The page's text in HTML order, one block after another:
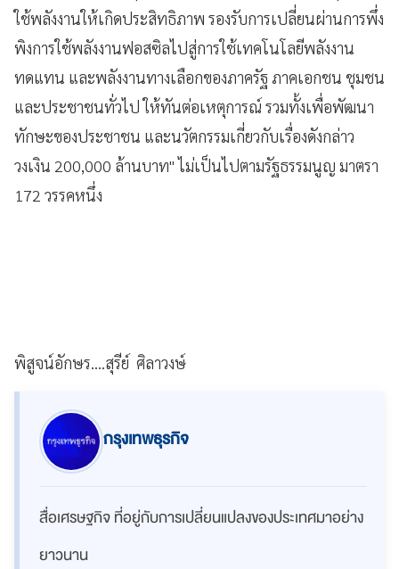
ใช้พลังงานให้เกิดประสิทธิภาพ รองรับการเปลี่ยนผ่านการพึ่ง
พิงการใช้พลังงานฟอสซิลไปสู่การใช้เทคโนโลยีพลังงาน
ทดแทน และพลังงานทางเลือกของภาครัฐ ภาคเอกชน ชุมชน
และประชาชนทั่วไป ให้ทันต่อเหตุการณ์ รวมทั้งเพื่อพัฒนา
ทักษะของประชาชน และนวัตกรรมเกี่ยวกับเรื่องดังกล่าว
วงเงิน 200,000 ล้านบาท" ไม่เป็นไปตามรัฐธรรมนูญ มาตรา
172 วรรคหนึ่ง
พิสูจน์อักษร....สุรีย์ ศิลาวงษ์
กรุงเทพธุรกิจ
สื่อเศรษฐกิจ ที่อยู่กับการเปลี่ยนแปลงของประเทศมาอย่าง
ยาวนาน